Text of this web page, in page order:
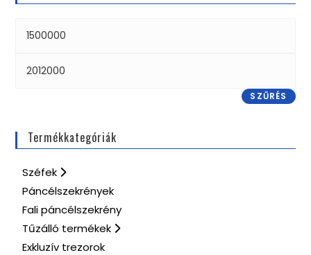
SZŰRÉS
Termékkategóriák
Széfek
Páncélszekrények
Fali páncélszekrény
Tűzálló termékek
Exkluzív trezorok